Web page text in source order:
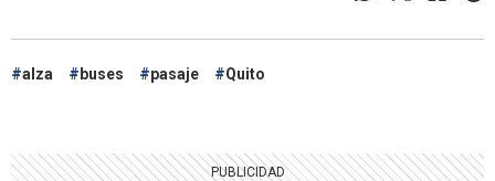
alza buses pasaje Quito